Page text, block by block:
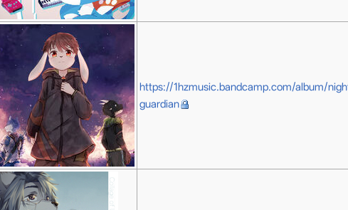
https://1hzmusic.bandcamp.com/album/
guardian